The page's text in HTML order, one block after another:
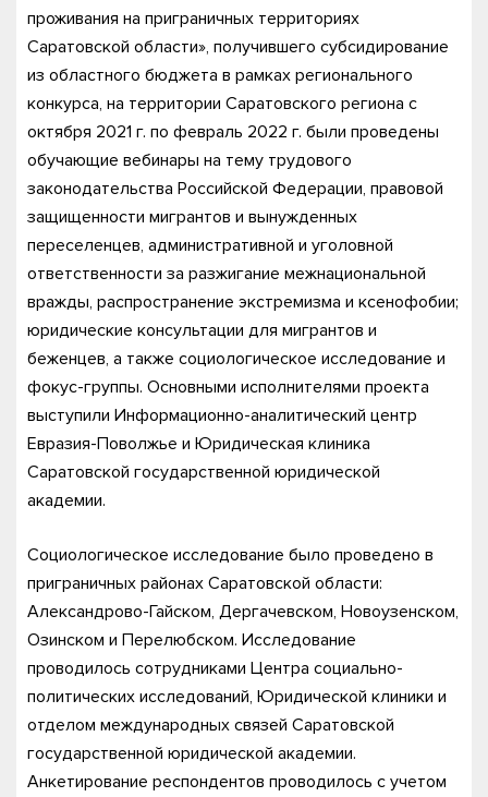
проживания на приграничных территориях
Саратовской области», получившего субсидирование
из областного бюджета в рамках регионального
конкурса, на территории Саратовского региона с
октября 2021 г. по февраль 2022 г. были проведены
обучающие вебинары на тему трудового
законодательства Российской Федерации, правовой
защищенности мигрантов и вынужденных
переселенцев, административной и уголовной
ответственности за разжигание межнациональной
вражды, распространение экстремизма и ксенофобии;
юридические консультации для мигрантов и
беженцев, а также социологическое исследование и
фокус-группы. Основными исполнителями проекта
выступили Информационно-аналитический центр
Евразия-Поволжье и Юридическая клиника
Саратовской государственной юридической
академии.
Социологическое исследование было проведено в
приграничных районах Саратовской области:
Александрово-Гайском, Дергачевском, Новоузенском,
Озинском и Перелюбском. Исследование
проводилось сотрудниками Центра социально-
политических исследований, Юридической клиники и
отделом международных связей Саратовской
государственной юридической академии.
Анкетирование респондентов проводилось с учетом